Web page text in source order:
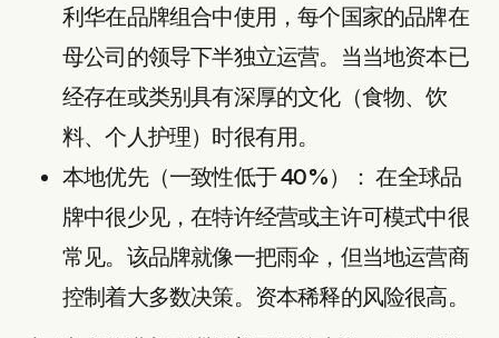
利华在品牌组合中使用，每个国家的品牌在
母公司的领导下半独立运营。当当地资本已
经存在或类别具有深厚的文化（食物、饮
料、个人护理）时很有用。
本地优先（一致性低于 40%）： 在全球品
牌中很少见，在特许经营或主许可模式中很
常见。该品牌就像一把雨伞，但当地运营商
控制着大多数决策。资本稀释的风险很高。